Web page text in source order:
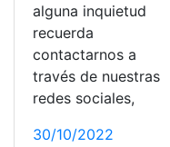
alguna inquietud
recuerda
contactarnos a
través de nuestras
redes sociales,
30/10/2022